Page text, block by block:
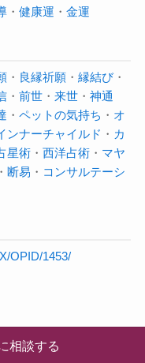
・ 健康運 ・ 金運
・ 良縁祈願・ 縁結び・
・ 前世・ 来世・ 神通
・ ペットの気持ち ・ オ
ンナーチャイルド ・ カ
星術・ 西洋占術・ マヤ
断易 ・ コンサルテーシ
OPID/1453/
相談する